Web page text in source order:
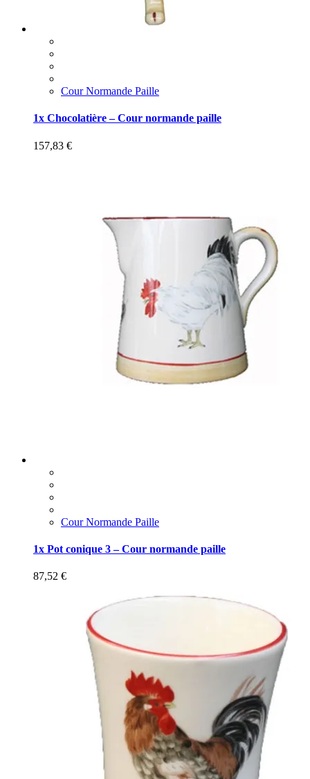
Cour Normande Paille
1x Chocolatière – Cour normande paille
157,83 €
Cour Normande Paille
1x Pot conique 3 – Cour normande paille
87,52 €